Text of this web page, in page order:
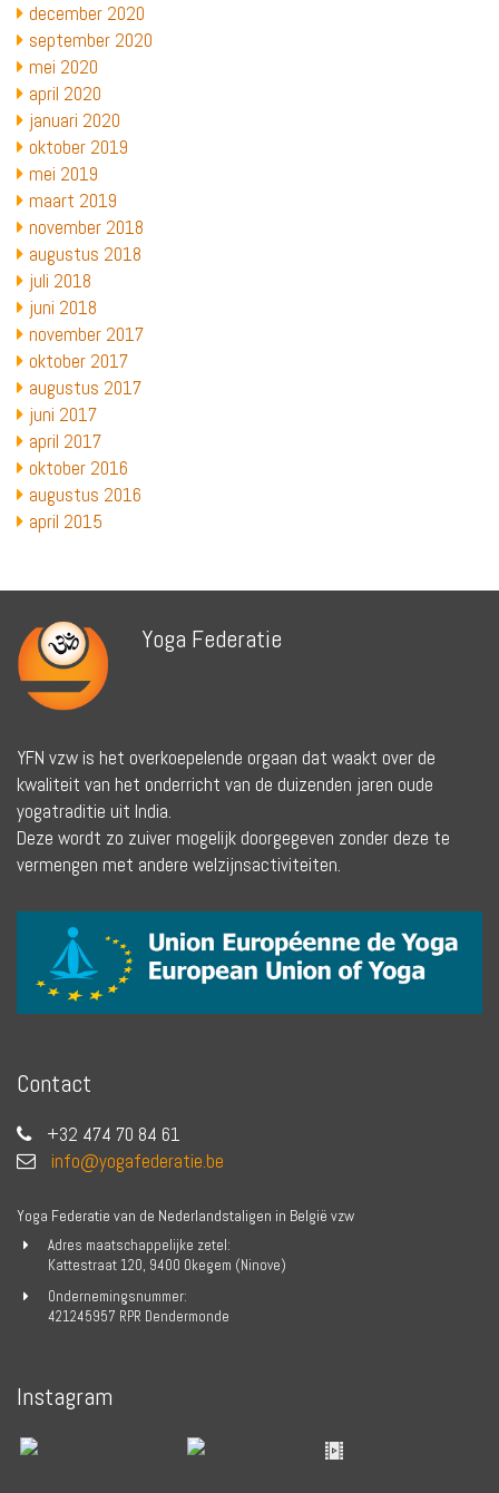
december 2020
september 2020
mei 2020
april 2020
januari 2020
oktober 2019
mei 2019
maart 2019
november 2018
augustus 2018
juli 2018
juni 2018
november 2017
oktober 2017
augustus 2017
juni 2017
april 2017
oktober 2016
augustus 2016
april 2015
Yoga Federatie
YFN vzw is het overkoepelende orgaan dat waakt over de
kwaliteit van het onderricht van de duizenden jaren oude
yogatraditie uit India.
Deze wordt zo zuiver mogelijk doorgegeven zonder deze te
vermengen met andere welzijnsactiviteiten.
Contact
+32 474 70 84 61
info@yogafederatie.be
Yoga Federatie van de Nederlandstaligen in België vzw
Adres maatschappelijke zetel:
Kattestraat 120, 9400 Okegem (Ninove)
Ondernemingsnummer:
421245957 RPR Dendermonde
Instagram